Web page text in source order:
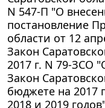
N 547-П "О
постановление
области от 12
Закон
2017 г. N 79-ЗСО
Закон
бюджете на 2017
2018 и 2019